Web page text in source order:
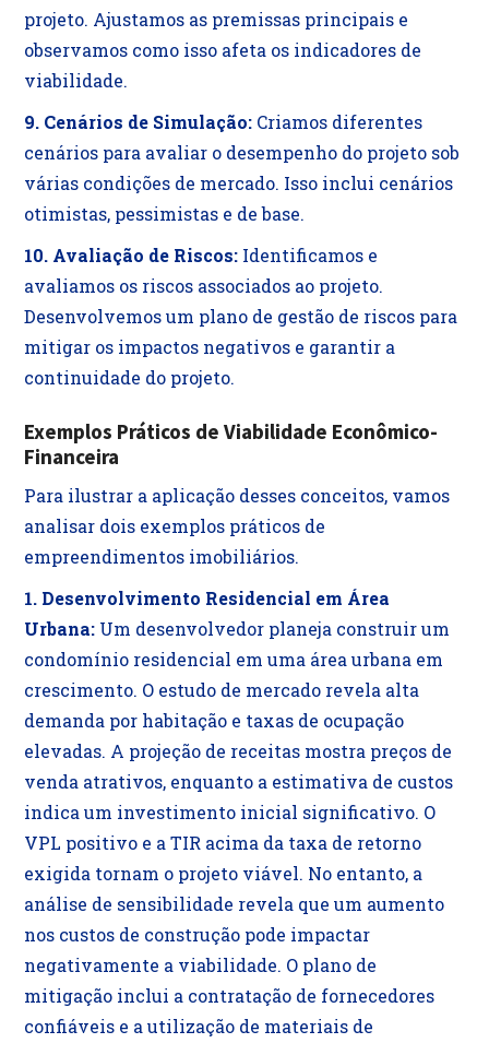
projeto. Ajustamos as premissas principais e
observamos como isso afeta os indicadores de
viabilidade.
9. Cenários de Simulação: Criamos diferentes
cenários para avaliar o desempenho do projeto sob
várias condições de mercado. Isso inclui cenários
otimistas, pessimistas e de base.
10. Avaliação de Riscos: Identificamos e
avaliamos os riscos associados ao projeto.
Desenvolvemos um plano de gestão de riscos para
mitigar os impactos negativos e garantir a
continuidade do projeto.
Exemplos Práticos de Viabilidade Econômico-
Financeira
Para ilustrar a aplicação desses conceitos, vamos
analisar dois exemplos práticos de
empreendimentos imobiliários.
1. Desenvolvimento Residencial em Área
Urbana: Um desenvolvedor planeja construir um
condomínio residencial em uma área urbana em
crescimento. O estudo de mercado revela alta
demanda por habitação e taxas de ocupação
elevadas. A projeção de receitas mostra preços de
venda atrativos, enquanto a estimativa de custos
indica um investimento inicial significativo. O
VPL positivo e a TIR acima da taxa de retorno
exigida tornam o projeto viável. No entanto, a
análise de sensibilidade revela que um aumento
nos custos de construção pode impactar
negativamente a viabilidade. O plano de
mitigação inclui a contratação de fornecedores
confiáveis e a utilização de materiais de